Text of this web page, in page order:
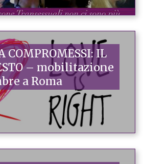
COMPROMESSI: IL
– mobilitazione
a Roma